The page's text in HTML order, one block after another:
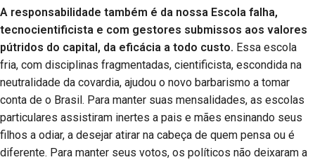
A responsabilidade também é da nossa Escola falha,
tecnocientificista e com gestores submissos aos valores
pútridos do capital, da eficácia a todo custo. Essa escola
fria, com disciplinas fragmentadas, cientificista, escondida na
neutralidade da covardia, ajudou o novo barbarismo a tomar
conta de o Brasil. Para manter suas mensalidades, as escolas
particulares assistiram inertes a pais e mães ensinando seus
filhos a odiar, a desejar atirar na cabeça de quem pensa ou é
diferente. Para manter seus votos, os políticos não deixaram a